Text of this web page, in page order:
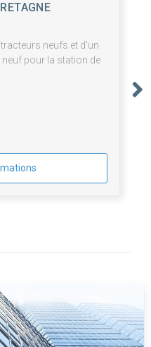
neufs et d'un
pour la station de